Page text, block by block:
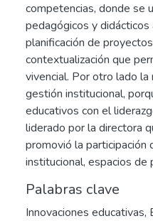
competencias, donde se
pedagógicos y
planificación de
contextualización que
vivencial. Por otro lado
gestión institucional,
educativos con el
liderado por la directora
promovió la participación
institucional, espacios de
Palabras clave
Innovaciones educativas,